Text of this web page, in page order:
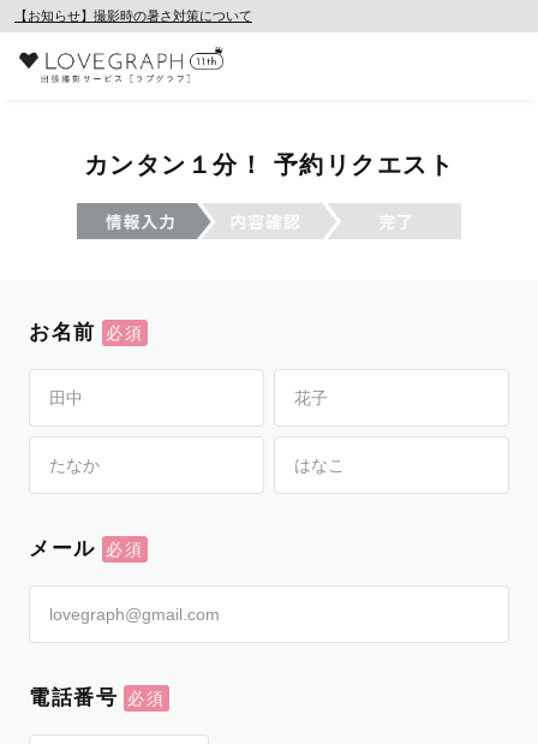
【お知らせ】撮影時の暑さ対策について
カンタン１分！ 予約リクエスト
お名前
メール
電話番号